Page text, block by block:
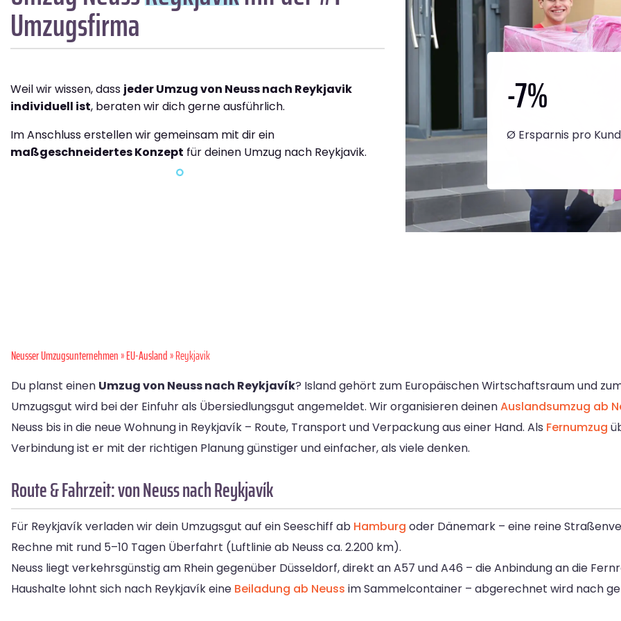
Umzugsfirma
Weil wir wissen, dass jeder Umzug von Neuss nach Reykjavik
individuell ist, beraten wir dich gerne ausführlich.
Im Anschluss erstellen wir gemeinsam mit dir ein
maßgeschneidertes Konzept für deinen Umzug nach Reykjavik.
-7%
Ø Ersparnis pro
Neusser Umzugsunternehmen»EU-Ausland» Reykjavik
Du planst einen Umzug von Neuss nach Reykjavík? Island gehört zum Europäischen Wirtschaftsraum und
Umzugsgut wird bei der Einfuhr als Übersiedlungsgut angemeldet. Wir organisieren deinenAuslandsumzug ab
Neuss bis in die neue Wohnung in Reykjavík – Route, Transport und Verpackung aus einer Hand. Als Fernumzug
Verbindung ist er mit der richtigen Planung günstiger und einfacher, als viele denken.
Route & Fahrzeit: von Neuss nach Reykjavík
Für Reykjavík verladen wir dein Umzugsgut auf ein Seeschiff ab Hamburg oder Dänemark – eine reine
Rechne mit rund 5–10 Tagen Überfahrt (Luftlinie ab Neuss ca. 2.200 km).
Neuss liegt verkehrsgünstig am Rhein gegenüber Düsseldorf, direkt an A57 und A46 – die Anbindung an die
Haushalte lohnt sich nach Reykjavík eine Beiladung ab Neuss im Sammelcontainer – abgerechnet wird nach